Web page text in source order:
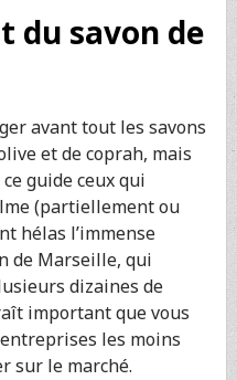
du savon de
avant tout les savons
et de coprah, mais
guide ceux qui
(partiellement ou
hélas l’immense
de Marseille, qui
dizaines de
important que vous
les moins
sur le marché.